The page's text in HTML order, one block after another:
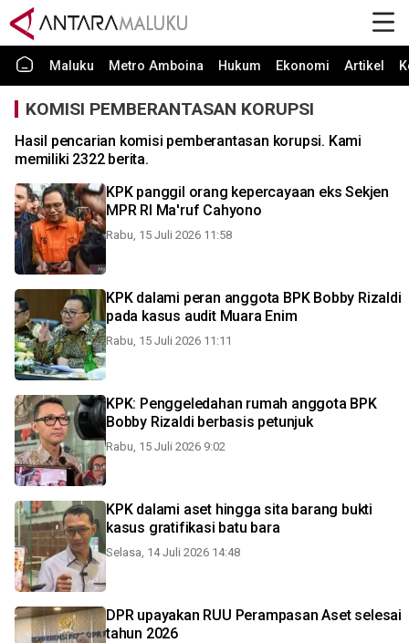
Maluku Metro Amboina Hukum Ekonomi Artikel
KOMISI PEMBERANTASAN KORUPSI
Hasil pencarian komisi pemberantasan korupsi. Kami
memiliki 2322 berita.
KPK panggil orang kepercayaan eks Sekjen
MPR RI Ma'ruf Cahyono
Rabu, 15 Juli 2026 11:58
KPK dalami peran anggota BPK Bobby Rizaldi
pada kasus audit Muara Enim
Rabu, 15 Juli 2026 11:11
KPK: Penggeledahan rumah anggota BPK
Bobby Rizaldi berbasis petunjuk
Rabu, 15 Juli 2026 9:02
KPK dalami aset hingga sita barang bukti
kasus gratifikasi batu bara
Selasa, 14 Juli 2026 14:48
DPR upayakan RUU Perampasan Aset selesai
tahun 2026